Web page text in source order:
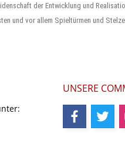
der Entwicklung und
und vor allem Spieltürmen und
UNSERE